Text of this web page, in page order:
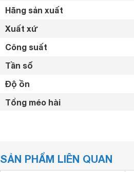
Hãng sản xuất
Xuất xứ
Công suất
Tần số
Độ ồn
Tổng méo hài
Kích thước
SẢN PHẨM LIÊN QUAN